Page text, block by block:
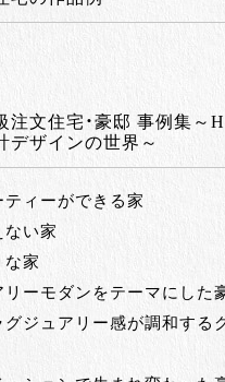
注文住宅・豪邸 事例集
デザインの世界～
ィーができる家
い家
家
リーモダンをテーマにした
グジュアリー感が調和する